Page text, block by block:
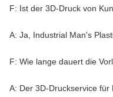
F: Ist der 3D-Druck von
A: Ja, Industrial Man's
F: Wie lange dauert die
A: Der 3D-Druckservice